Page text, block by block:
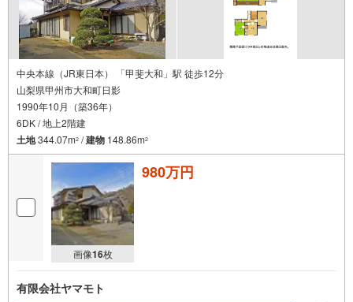
中央本線（JR東日本） 「甲斐大和」駅 徒歩12分
山梨県甲州市大和町日影
1990年10月（築36年）
6DK / 地上2階建
土地344.07m2 /建物 148.86m2
画像16枚
980万円
有限会社ヤマモト